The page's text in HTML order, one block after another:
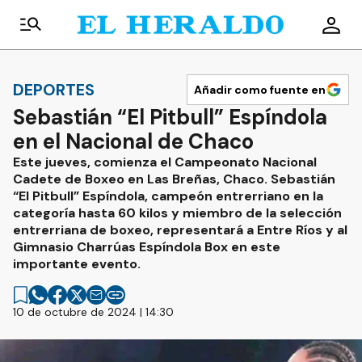
DEPORTES Añadir como fuente en
Sebastián “El Pitbull” Espíndola
en el Nacional de Chaco
Este jueves, comienza el Campeonato Nacional
Cadete de Boxeo en Las Breñas, Chaco. Sebastián
“El Pitbull” Espíndola, campeón entrerriano en la
categoría hasta 60 kilos y miembro de la selección
entrerriana de boxeo, representará a Entre Ríos y al
Gimnasio Charrúas Espíndola Box en este
importante evento.
10 de octubre de 2024 | 14:30